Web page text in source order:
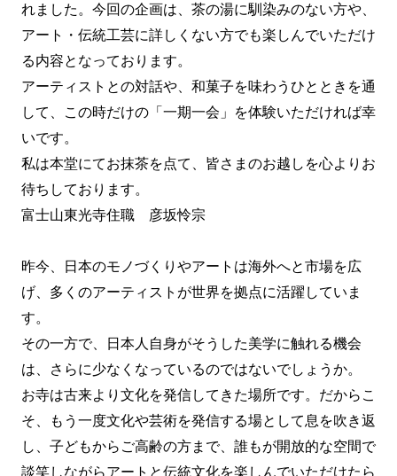
れました。今回の企画は、茶の湯に馴染みのない方や、
アート・伝統工芸に詳しくない方でも楽しんでいただけ
る内容となっております。
アーティストとの対話や、和菓子を味わうひとときを通
して、この時だけの「一期一会」を体験いただければ幸
いです。
私は本堂にてお抹茶を点て、皆さまのお越しを心よりお
待ちしております。
富士山東光寺住職 彦坂怜宗
昨今、日本のモノづくりやアートは海外へと市場を広
げ、多くのアーティストが世界を拠点に活躍していま
す。
その一方で、日本人自身がそうした美学に触れる機会
は、さらに少なくなっているのではないでしょうか。
お寺は古来より文化を発信してきた場所です。だからこ
そ、もう一度文化や芸術を発信する場として息を吹き返
し、子どもからご高齢の方まで、誰もが開放的な空間で
談笑しながらアートと伝統文化を楽しんでいただけたら